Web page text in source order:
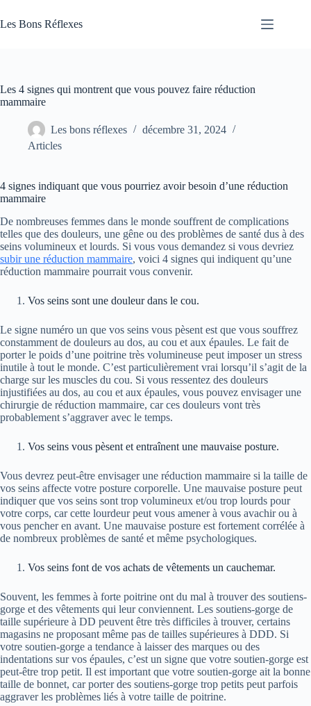
au
contenu
Les Bons Réflexes
Les 4 signes qui montrent que vous pouvez faire réduction
mammaire
Les bons réflexes
décembre 31, 2024
Articles
4 signes indiquant que vous pourriez avoir besoin d’une réduction
mammaire
De nombreuses femmes dans le monde souffrent de complications
telles que des douleurs, une gêne ou des problèmes de santé dus à des
seins volumineux et lourds. Si vous vous demandez si vous devriez
subir une réduction mammaire, voici 4 signes qui indiquent qu’une
réduction mammaire pourrait vous convenir.
Vos seins sont une douleur dans le cou.
Le signe numéro un que vos seins vous pèsent est que vous souffrez
constamment de douleurs au dos, au cou et aux épaules. Le fait de
porter le poids d’une poitrine très volumineuse peut imposer un stress
inutile à tout le monde. C’est particulièrement vrai lorsqu’il s’agit de la
charge sur les muscles du cou. Si vous ressentez des douleurs
injustifiées au dos, au cou et aux épaules, vous pouvez envisager une
chirurgie de réduction mammaire, car ces douleurs vont très
probablement s’aggraver avec le temps.
Vos seins vous pèsent et entraînent une mauvaise posture.
Vous devrez peut-être envisager une réduction mammaire si la taille de
vos seins affecte votre posture corporelle. Une mauvaise posture peut
indiquer que vos seins sont trop volumineux et/ou trop lourds pour
votre corps, car cette lourdeur peut vous amener à vous avachir ou à
vous pencher en avant. Une mauvaise posture est fortement corrélée à
de nombreux problèmes de santé et même psychologiques.
Vos seins font de vos achats de vêtements un cauchemar.
Souvent, les femmes à forte poitrine ont du mal à trouver des soutiens-
gorge et des vêtements qui leur conviennent. Les soutiens-gorge de
taille supérieure à DD peuvent être très difficiles à trouver, certains
magasins ne proposant même pas de tailles supérieures à DDD. Si
votre soutien-gorge a tendance à laisser des marques ou des
indentations sur vos épaules, c’est un signe que votre soutien-gorge est
peut-être trop petit. Il est important que votre soutien-gorge ait la bonne
taille de bonnet, car porter des soutiens-gorge trop petits peut parfois
aggraver les problèmes liés à votre taille de poitrine.